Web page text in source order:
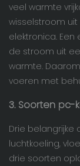
veel warmte
wisselstroom
elektronica. Een
de stroom uit
warmte.
voeren met
3. Soorten pc-
Drie belangrijke
luchtkoeling,
drie soorten